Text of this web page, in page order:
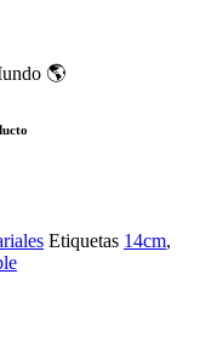
🌎
Etiquetas 14cm,